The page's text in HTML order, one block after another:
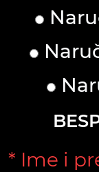
* Ime i